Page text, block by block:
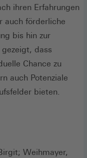
ihren Erfahrungen
auch förderliche
bis hin zur
dass
Chance zu
auch Potenziale
bieten.
Weihmayer,